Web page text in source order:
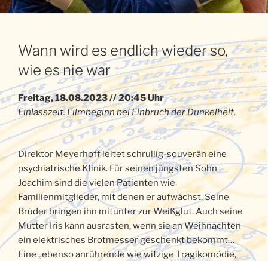
Wann wird es endlich wieder so,
wie es nie war
Freitag, 18.08.2023 // 20:45 Uhr
Einlasszeit. Filmbeginn bei Einbruch der Dunkelheit.
Direktor Meyerhoff leitet schrullig-souverän eine
psychiatrische Klinik. Für seinen jüngsten Sohn
Joachim sind die vielen Patienten wie
Familienmitglieder, mit denen er aufwächst. Seine
Brüder bringen ihn mitunter zur Weißglut. Auch seine
Mutter Iris kann ausrasten, wenn sie an Weihnachten
ein elektrisches Brotmesser geschenkt bekommt…
Eine „ebenso anrührende wie witzige Tragikomödie,